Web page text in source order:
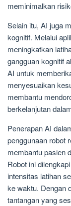
meminimalkan
Selain itu, AI juga
kognitif. Melalui
meningkatkan
gangguan kognitif
AI untuk
menyesuaikan
membantu
berkelanjutan
Penerapan AI
penggunaan robot
membantu pasien
Robot ini
intensitas latihan
ke waktu. Dengan
tantangan yang